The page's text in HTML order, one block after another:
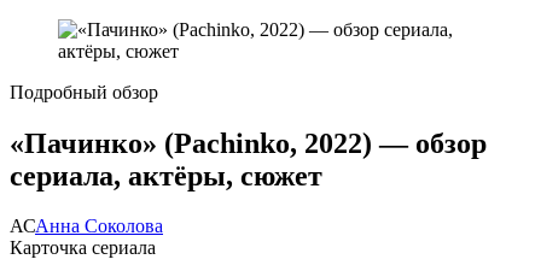
Подробный обзор
«Пачинко» (Pachinko, 2022) — обзор
сериала, актёры, сюжет
АСАнна Соколова
Карточка сериала